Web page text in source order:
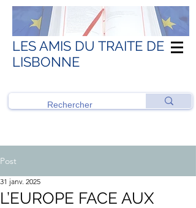
LES AMIS DU TRAITE DE
LISBONNE
Post
L’EUROPE FACE AUX
31 janv. 2025